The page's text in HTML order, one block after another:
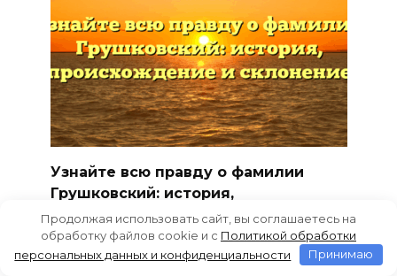
Узнайте всю правду о фамилии
Грушковский: история,
происхождение и склонение
Раскрываем тайны фамилии Грушковский:
история происхождения
Продолжая использовать сайт, вы соглашаетесь на
обработку файлов cookie и c Политикой обработки
персональных данных и конфиденциальности
Принимаю